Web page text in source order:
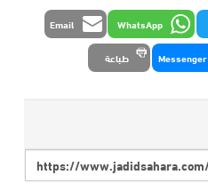
WhatsApp
Email
Messenger طباعة